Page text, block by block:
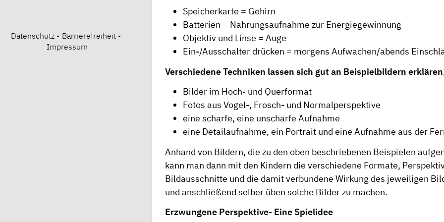
Datenschutz • Barrierefreiheit •
Impressum
Speicherkarte = Gehirn
Batterien = Nahrungsaufnahme zur Energiegewinnung
Objektiv und Linse = Auge
Ein-/Ausschalter drücken = morgens Aufwachen/abends
Verschiedene Techniken lassen sich gut an Beispielbildern erklären
Bilder im Hoch- und Querformat
Fotos aus Vogel-, Frosch- und Normalperspektive
eine scharfe, eine unscharfe Aufnahme
eine Detailaufnahme, ein Portrait und eine Aufnahme aus der
Anhand von Bildern, die zu den oben beschriebenen Beispielen
kann man dann mit den Kindern die verschiedene Formate,
Bildausschnitte und die damit verbundene Wirkung des jeweiligen
und anschließend selber üben solche Bilder zu machen.
Erzwungene Perspektive- Eine Spielidee